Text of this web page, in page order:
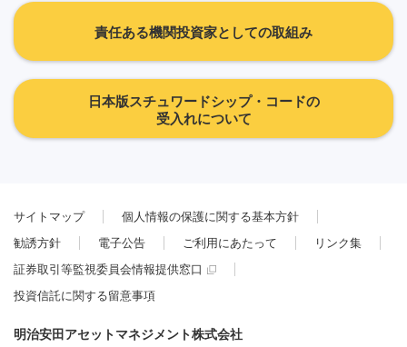
責任ある機関投資家としての取組み
日本版スチュワードシップ・コードの
受入れについて
サイトマップ
個人情報の保護に関する基本方針
勧誘方針
電子公告 ご利用にあたって
リンク集
証券取引等監視委員会情報提供窓口
投資信託に関する留意事項
明治安田アセットマネジメント株式会社